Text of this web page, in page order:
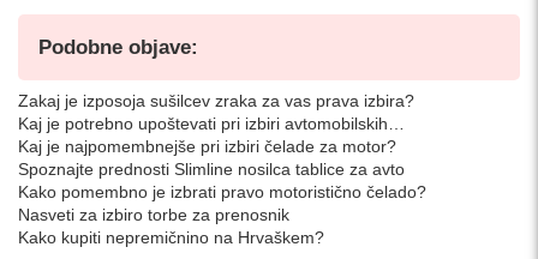
Podobne objave:
Zakaj je izposoja sušilcev zraka za vas prava izbira?
Kaj je potrebno upoštevati pri izbiri avtomobilskih…
Kaj je najpomembnejše pri izbiri čelade za motor?
Spoznajte prednosti Slimline nosilca tablice za avto
Kako pomembno je izbrati pravo motoristično čelado?
Nasveti za izbiro torbe za prenosnik
Kako kupiti nepremičnino na Hrvaškem?